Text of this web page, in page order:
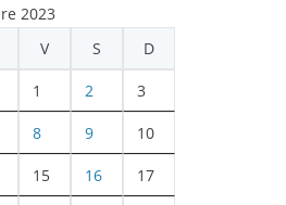
2023
V S D
1 2 3
8 9 10
15 16 17